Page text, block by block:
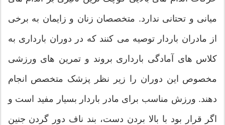
میانی و تحتانی ندارد. متخصصان زنان و زایمان به برخی
از مادران باردار توصیه می کنند که در دوران بارداری به
کلاس های آمادگی بارداری بروند و تمرین های ورزشی
مخصوص این دوران را زیر نظر پزشک متخصص انجام
دهند. ورزش مناسب برای مادر باردار بسیار مفید است و
اگر قرار بود با بالا بردن دست، بند ناف دور گردن جنین